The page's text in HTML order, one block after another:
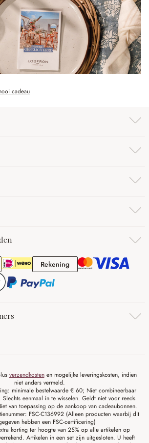
cadeau
RekeningRekening
verzendkostenen mogelijke leveringskosten, indien
niet anders vermeld.
minimale bestelwaarde € 60; Niet combineerbaar
eenmaal in te wisselen. Geldt niet voor reeds
van toepassing op de aankoop van cadeaubonnen.
FSC-C136992 (Alleen producten waarbij dit
hebben een FSC-certificering)
korting ter hoogte van 25% op alle artikelen op
Artikelen in een set zijn uitgesloten. U heeft